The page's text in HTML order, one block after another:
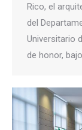
Rico, el
del
Universitario
de honor, bajo